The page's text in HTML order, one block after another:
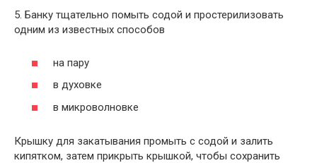
5. Банку тщательно помыть содой и простерилизовать
одним из известных способов
на пару
в духовке
в микроволновке
Крышку для закатывания промыть с содой и залить
кипятком, затем прикрыть крышкой, чтобы сохранить